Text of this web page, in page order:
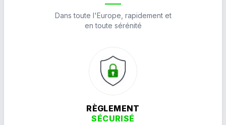
Dans toute l'Europe, rapidement et
en toute sérénité
RÈGLEMENT
SÉCURISÉ